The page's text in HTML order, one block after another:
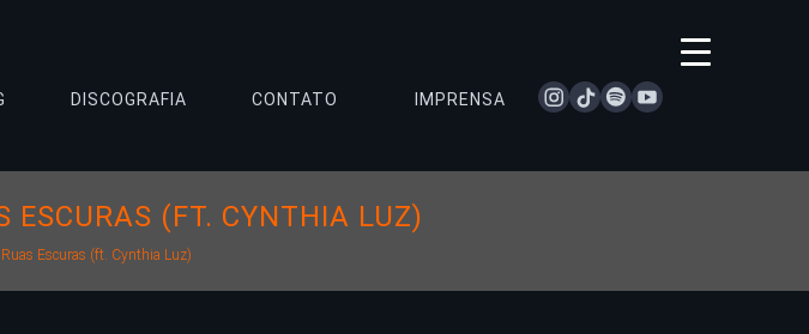
instagram
tiktokspotifyyoutube
DISCOGRAFIA CONTATO IMPRENSA
ESCURAS (FT. CYNTHIA LUZ)
Escuras (ft. Cynthia Luz)